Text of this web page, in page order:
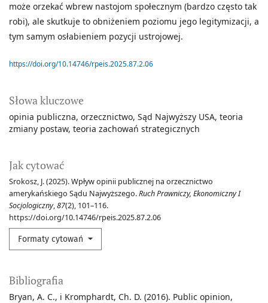
Słowa kluczowe
opinia publiczna orzecznictwo Sąd Najwyższy USA teoria
zmiany postaw teoria zachowań strategicznych
Jak cytować
Srokosz, J. (2025). Wpływ opinii publicznej na orzecznictwo
amerykańskiego Sądu Najwyższego.Ruch Prawniczy, Ekonomiczny I
Socjologiczny,87(2), 101–116.
https://doi.org/10.14746/rpeis.2025.87.2.06
Formaty cytowań
może orzekać wbrew nastojom społecznym (bardzo często tak
robi), ale skutkuje to obniżeniem poziomu jego legitymizacji, a
tym samym osłabieniem pozycji ustrojowej.
https://doi.org/10.14746/rpeis.2025.87.2.06
Bibliografia
Bryan, A. C., i Kromphardt, Ch. D. (2016). Public opinion,